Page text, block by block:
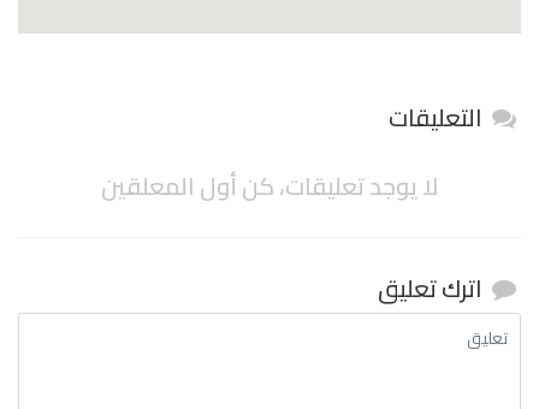
التعليقات
لا يوجد تعليقات، كن أول المعلقين
اترك تعليق